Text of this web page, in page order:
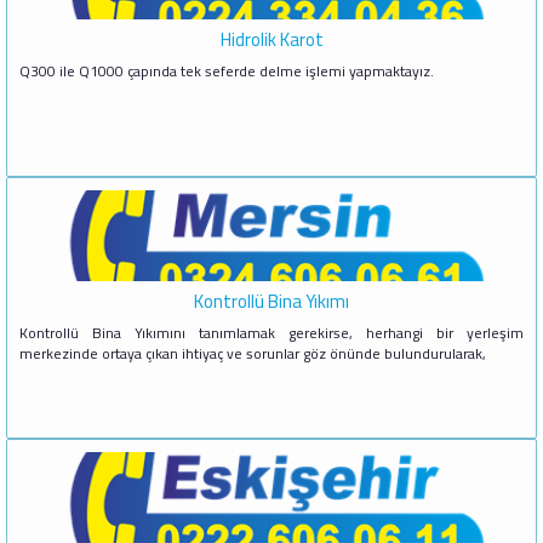
Hidrolik Karot
Q300 ile Q1000 çapında tek seferde delme işlemi yapmaktayız.
Kontrollü Bina Yıkımı
Kontrollü Bina Yıkımını tanımlamak gerekirse, herhangi bir yerleşim
merkezinde ortaya çıkan ihtiyaç ve sorunlar göz önünde bulundurularak,